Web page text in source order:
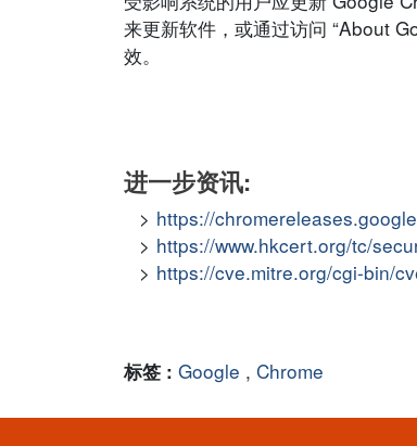
来更新软件，或通过访问 “About
效。
进一步资讯:
https://
https://www.hkcert.org/tc/
https://cve.mitre.org/cgi-bin/
标签 : Google , Chrome